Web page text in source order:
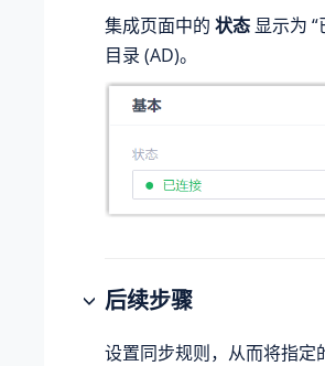
集成页面中的 状态 显示为
目录 (AD)。
后续步骤
设置同步规则，从而将指定